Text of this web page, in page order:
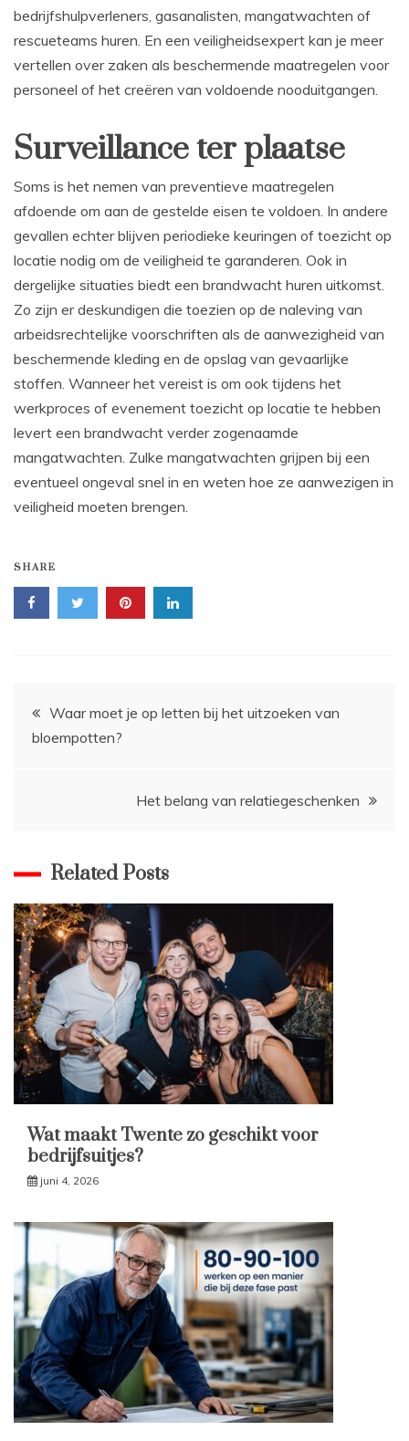
bedrijfshulpverleners, gasanalisten, mangatwachten of
rescueteams huren. En een veiligheidsexpert kan je meer
vertellen over zaken als beschermende maatregelen voor
personeel of het creëren van voldoende nooduitgangen.
Surveillance ter plaatse
Soms is het nemen van preventieve maatregelen
afdoende om aan de gestelde eisen te voldoen. In andere
gevallen echter blijven periodieke keuringen of toezicht op
locatie nodig om de veiligheid te garanderen. Ook in
dergelijke situaties biedt een brandwacht huren uitkomst.
Zo zijn er deskundigen die toezien op de naleving van
arbeidsrechtelijke voorschriften als de aanwezigheid van
beschermende kleding en de opslag van gevaarlijke
stoffen. Wanneer het vereist is om ook tijdens het
werkproces of evenement toezicht op locatie te hebben
levert een brandwacht verder zogenaamde
mangatwachten. Zulke mangatwachten grijpen bij een
eventueel ongeval snel in en weten hoe ze aanwezigen in
veiligheid moeten brengen.
SHARE
Bericht
navigatie
Waar moet je op letten bij het uitzoeken van
bloempotten?
Het belang van relatiegeschenken
Related Posts
Wat maakt Twente zo geschikt voor
bedrijfsuitjes?
juni 4, 2026